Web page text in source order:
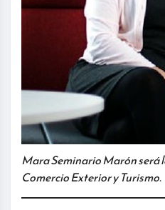
Mara Seminario Marón será
Comercio Exterior y Turismo.